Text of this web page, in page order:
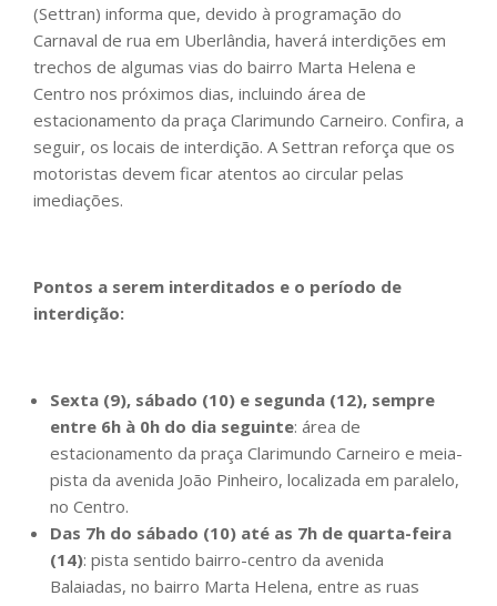
(Settran) informa que, devido à programação do
Carnaval de rua em Uberlândia, haverá interdições em
trechos de algumas vias do bairro Marta Helena e
Centro nos próximos dias, incluindo área de
estacionamento da praça Clarimundo Carneiro. Confira, a
seguir, os locais de interdição. A Settran reforça que os
motoristas devem ficar atentos ao circular pelas
imediações.
Pontos a serem interditados e o período de
interdição:
Sexta (9), sábado (10) e segunda (12), sempre
entre 6h à 0h do dia seguinte: área de
estacionamento da praça Clarimundo Carneiro e meia-
pista da avenida João Pinheiro, localizada em paralelo,
no Centro.
Das 7h do sábado (10) até as 7h de quarta-feira
(14): pista sentido bairro-centro da avenida
Balaiadas, no bairro Marta Helena, entre as ruas